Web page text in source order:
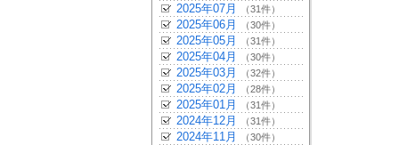
2025年07月 （31件）
2025年06月 （30件）
2025年05月 （31件）
2025年04月 （30件）
2025年03月 （32件）
2025年02月 （28件）
2025年01月 （31件）
2024年12月 （31件）
2024年11月 （30件）